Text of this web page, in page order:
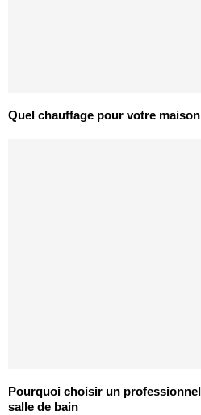
Quel chauffage pour votre
Pourquoi choisir un
salle de bain